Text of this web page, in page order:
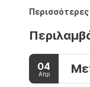
04
Απρ